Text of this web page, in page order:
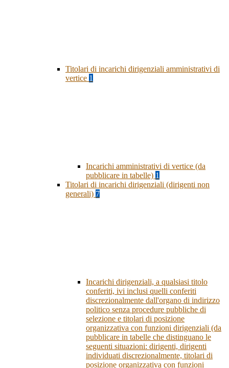
Titolari di incarichi dirigenziali amministrativi di
vertice 1
Incarichi amministrativi di vertice (da
pubblicare in tabelle) 1
Titolari di incarichi dirigenziali (dirigenti non
generali) 7
Incarichi dirigenziali, a qualsiasi titolo
conferiti, ivi inclusi quelli conferiti
discrezionalmente dall'organo di indirizzo
politico senza procedure pubbliche di
selezione e titolari di posizione
organizzativa con funzioni dirigenziali (da
pubblicare in tabelle che distinguano le
seguenti situazioni: dirigenti, dirigenti
individuati discrezionalmente, titolari di
posizione organizzativa con funzioni